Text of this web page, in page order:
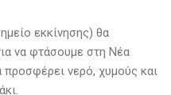
εκκίνησης) θα
να φτάσουμε στη Νέα
νερό, χυμούς και